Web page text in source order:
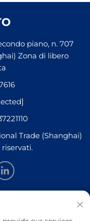
piano, n. 707
Zona di libero
Trade (Shanghai)